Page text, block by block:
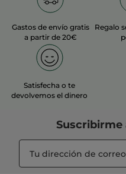
Gastos de envío gratis
a partir de 20€
Regalo
Satisfecha o te
devolvemos el dinero
Suscribirme